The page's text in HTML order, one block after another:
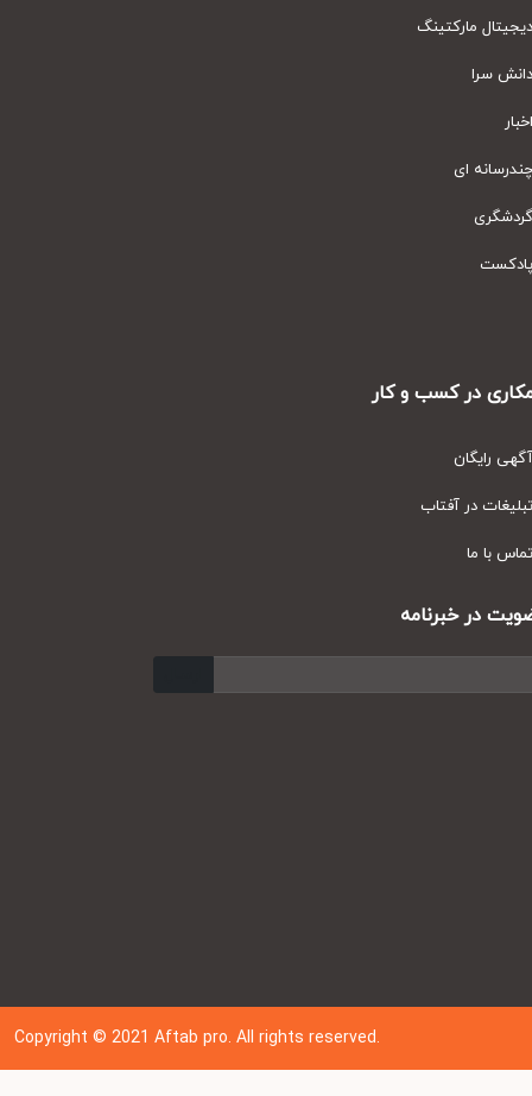
مارکتینگ
سرا
ای
در کسب و کار
رایگان
در آفتاب
با ما
در خبرنامه
Copyright © 202 1Aftab pro. All rights reserved.